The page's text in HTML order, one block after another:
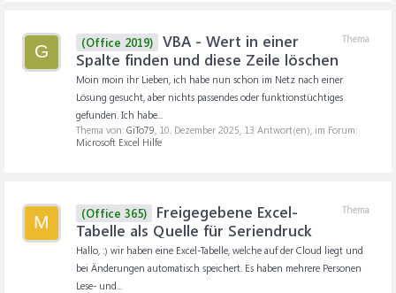
G
Thema
(Office 2019)
VBA - Wert in einer
Spalte finden und diese Zeile löschen
Moin moin ihr Lieben, ich habe nun schon im Netz nach einer
Lösung gesucht, aber nichts passendes oder funktionstüchtiges
gefunden. Ich habe...
Thema von: GiTo79, 10. Dezember 2025, 13 Antwort(en), im Forum:
Microsoft Excel Hilfe
M
Thema
(Office 365)
Freigegebene Excel-
Tabelle als Quelle für Seriendruck
Hallo, :) wir haben eine Excel-Tabelle, welche auf der Cloud liegt und
bei Änderungen automatisch speichert. Es haben mehrere Personen
Lese- und...